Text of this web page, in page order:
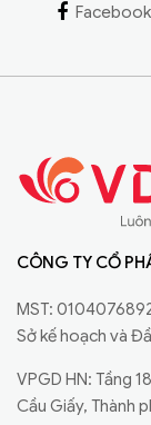
Facebook
CÔNG TY CỔ
MST:
Sở kế hoạch và
VPGD HN: Tầng
Cầu Giấy, Thành